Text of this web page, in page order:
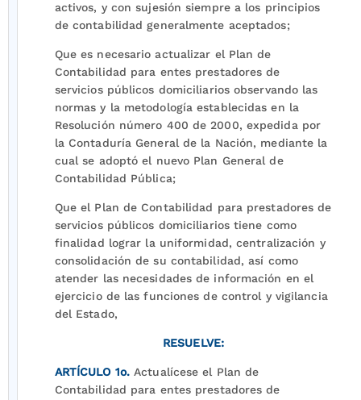
activos, y con sujesión siempre a los principios
de contabilidad generalmente aceptados;
Que es necesario actualizar el Plan de
Contabilidad para entes prestadores de
servicios públicos domiciliarios observando las
normas y la metodología establecidas en la
Resolución número 400 de 2000, expedida por
la Contaduría General de la Nación, mediante la
cual se adoptó el nuevo Plan General de
Contabilidad Pública;
Que el Plan de Contabilidad para prestadores de
servicios públicos domiciliarios tiene como
finalidad lograr la uniformidad, centralización y
consolidación de su contabilidad, así como
atender las necesidades de información en el
ejercicio de las funciones de control y vigilancia
del Estado,
RESUELVE:
ARTÍCULO 1o. Actualícese el Plan de
Contabilidad para entes prestadores de